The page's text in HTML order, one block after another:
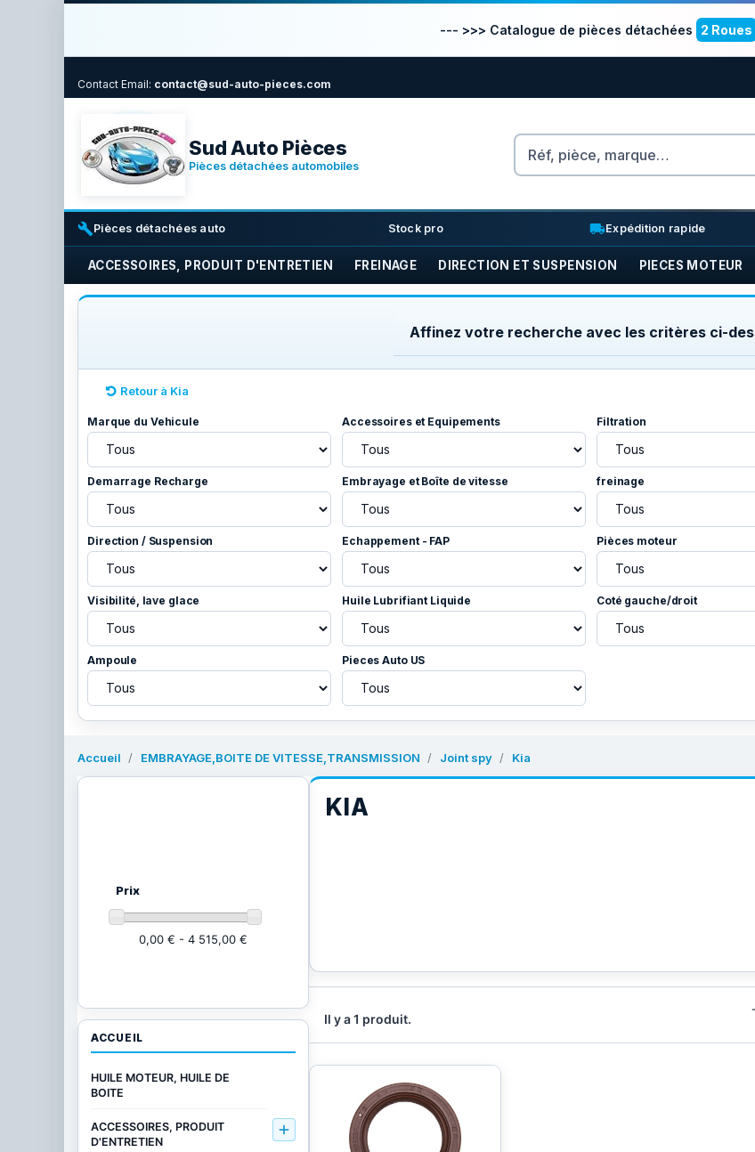
--- >>> Catalogue de pièces détachées 2 Roues
Contact Email: contact@sud-auto-pieces.com
Sud Auto Pièces
Pièces détachées automobiles
Rechercher
buildPièces détachées auto inventory_2
Stock pro local_shippingExpédition rapide
ACCESSOIRES, PRODUIT D'ENTRETIEN FREINAGE DIRECTION ET SUSPENSION PIECES MOTEUR
Affinez votre recherche avec les critères ci-
Retour à Kia
Marque du Vehicule Accessoires et Equipements Filtration
Demarrage Recharge Embrayage et Boîte de vitesse freinage
Direction / Suspension Echappement - FAP Pièces moteur
Visibilité, lave glace Huile Lubrifiant Liquide Coté gauche/droit
Ampoule Pieces Auto US
Accueil EMBRAYAGE,BOITE DE VITESSE,TRANSMISSION Joint spy Kia
KIA
Il y a 1 produit.
Prix
0,00 € - 4 515,00 €
ACCUEIL
HUILE MOTEUR, HUILE DE
BOITE
ACCESSOIRES, PRODUIT
D'ENTRETIEN
